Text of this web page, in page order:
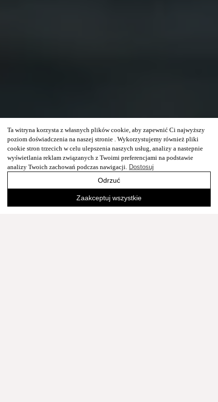
Ta witryna korzysta z własnych plików cookie, aby zapewnić Ci najwyższy
poziom doświadczenia na naszej stronie . Wykorzystujemy również pliki
cookie stron trzecich w celu ulepszenia naszych usług, analizy a nastepnie
wyświetlania reklam związanych z Twoimi preferencjami na podstawie
analizy Twoich zachowań podczas nawigacji. Dostosuj
Odrzuć
Zaakceptuj wszystkie